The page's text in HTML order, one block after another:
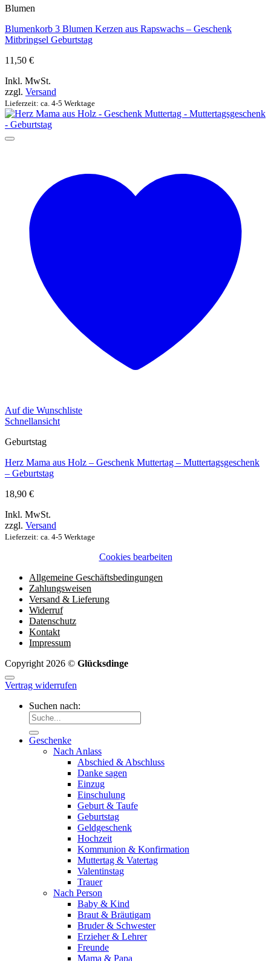
Blumen
Blumenkorb 3 Blumen Kerzen aus Rapswachs – Geschenk
Mitbringsel Geburtstag
11,50 €
Inkl. MwSt.
zzgl. Versand
Lieferzeit: ca. 4-5 Werktage
Auf die Wunschliste
Schnellansicht
Geburtstag
Herz Mama aus Holz – Geschenk Muttertag – Muttertagsgeschenk
– Geburtstag
18,90 €
Inkl. MwSt.
zzgl. Versand
Lieferzeit: ca. 4-5 Werktage
Cookies bearbeiten
Allgemeine Geschäftsbedingungen
Zahlungsweisen
Versand & Lieferung
Widerruf
Datenschutz
Kontakt
Impressum
Copyright 2026 © Glücksdinge
Vertrag widerrufen
Suchen nach:
Geschenke
Nach Anlass
Abschied & Abschluss
Danke sagen
Einzug
Einschulung
Geburt & Taufe
Geburtstag
Geldgeschenk
Hochzeit
Kommunion & Konfirmation
Muttertag & Vatertag
Valentinstag
Trauer
Nach Person
Baby & Kind
Braut & Bräutigam
Bruder & Schwester
Erzieher & Lehrer
Freunde
Mama & Papa